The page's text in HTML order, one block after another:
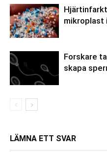
mikroplast
Forskare
skapa
LÄMNA ETT SVAR